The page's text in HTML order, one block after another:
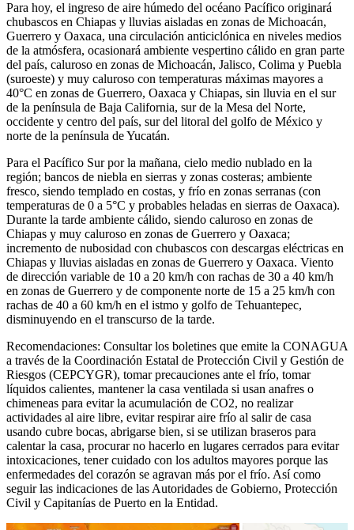
Para hoy, el ingreso de aire húmedo del océano Pacífico originará
chubascos en Chiapas y lluvias aisladas en zonas de Michoacán,
Guerrero y Oaxaca, una circulación anticiclónica en niveles medios
de la atmósfera, ocasionará ambiente vespertino cálido en gran parte
del país, caluroso en zonas de Michoacán, Jalisco, Colima y Puebla
(suroeste) y muy caluroso con temperaturas máximas mayores a
40°C en zonas de Guerrero, Oaxaca y Chiapas, sin lluvia en el sur
de la península de Baja California, sur de la Mesa del Norte,
occidente y centro del país, sur del litoral del golfo de México y
norte de la península de Yucatán.
Para el Pacífico Sur por la mañana, cielo medio nublado en la
región; bancos de niebla en sierras y zonas costeras; ambiente
fresco, siendo templado en costas, y frío en zonas serranas (con
temperaturas de 0 a 5°C y probables heladas en sierras de Oaxaca).
Durante la tarde ambiente cálido, siendo caluroso en zonas de
Chiapas y muy caluroso en zonas de Guerrero y Oaxaca;
incremento de nubosidad con chubascos con descargas eléctricas en
Chiapas y lluvias aisladas en zonas de Guerrero y Oaxaca. Viento
de dirección variable de 10 a 20 km/h con rachas de 30 a 40 km/h
en zonas de Guerrero y de componente norte de 15 a 25 km/h con
rachas de 40 a 60 km/h en el istmo y golfo de Tehuantepec,
disminuyendo en el transcurso de la tarde.
Recomendaciones: Consultar los boletines que emite la CONAGUA
a través de la Coordinación Estatal de Protección Civil y Gestión de
Riesgos (CEPCYGR), tomar precauciones ante el frío, tomar
líquidos calientes, mantener la casa ventilada si usan anafres o
chimeneas para evitar la acumulación de CO2, no realizar
actividades al aire libre, evitar respirar aire frío al salir de casa
usando cubre bocas, abrigarse bien, si se utilizan braseros para
calentar la casa, procurar no hacerlo en lugares cerrados para evitar
intoxicaciones, tener cuidado con los adultos mayores porque las
enfermedades del corazón se agravan más por el frío. Así como
seguir las indicaciones de las Autoridades de Gobierno, Protección
Civil y Capitanías de Puerto en la Entidad.